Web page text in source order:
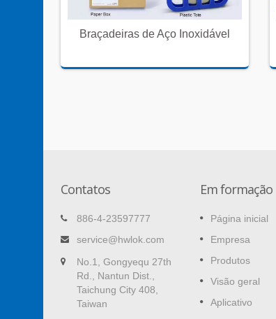
Braçadeiras de Aço Inoxidável
Contatos
886-4-23597777
service@hwlok.com
No.1, Gongyequ 27th
Rd., Nantun Dist.,
Taichung City 408,
Taiwan
Em formação
Página inicial
Empresa
Produtos
Visão geral
Aplicativo
Clipes de Fio Autoadesivos
Fácil de manter os cabos
consulte Mais informação